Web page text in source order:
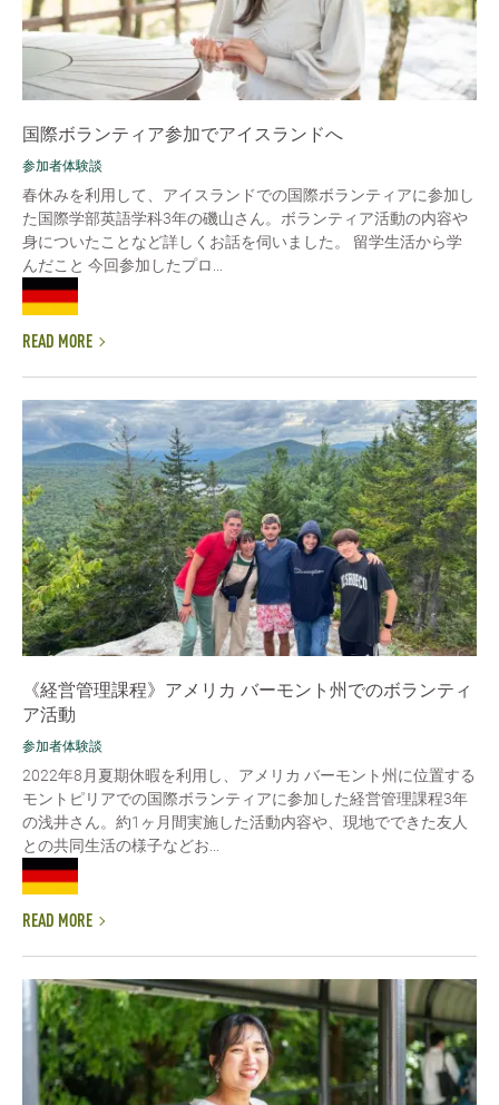
国際ボランティア参加でアイスランドへ
参加者体験談
春休みを利用して、アイスランドでの国際ボランティアに参加し
た国際学部英語学科3年の磯山さん。ボランティア活動の内容や
身についたことなど詳しくお話を伺いました。 留学生活から学
んだこと 今回参加したプロ...
READ MORE
《経営管理課程》アメリカ バーモント州でのボランティ
ア活動
参加者体験談
2022年8月夏期休暇を利用し、アメリカ バーモント州に位置する
モントピリアでの国際ボランティアに参加した経営管理課程3年
の浅井さん。約1ヶ月間実施した活動内容や、現地でできた友人
との共同生活の様子などお...
READ MORE